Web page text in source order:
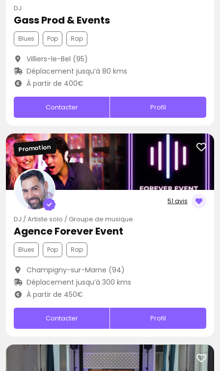
DJ
Gass Prod & Events
Blues Pop Rap
Villiers-le-Bel (95)
Déplacement jusqu’à 80 kms
À partir de 400€
Contacter Profil
51 avis
Promotion
DJ / Artiste solo / Groupe de musique
Agence Forever Event
Blues Pop Rap
Champigny-sur-Marne (94)
Déplacement jusqu’à 300 kms
À partir de 450€
Contacter Profil